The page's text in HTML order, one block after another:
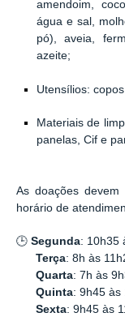
amendoim,
água e sal,
pó), aveia,
azeite;
Utensílios:
Materiais de
panelas, Cif e
As doações
horário de
🕒 Segunda: 10h35
Terça: 8h às
Quarta: 7h às
Quinta: 9h45 às
Sexta: 9h45 às